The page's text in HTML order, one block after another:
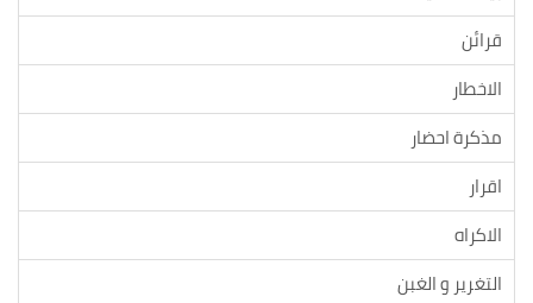
قرائن
الاخطار
مذكرة احضار
اقرار
الاكراه
التغرير و الغبن